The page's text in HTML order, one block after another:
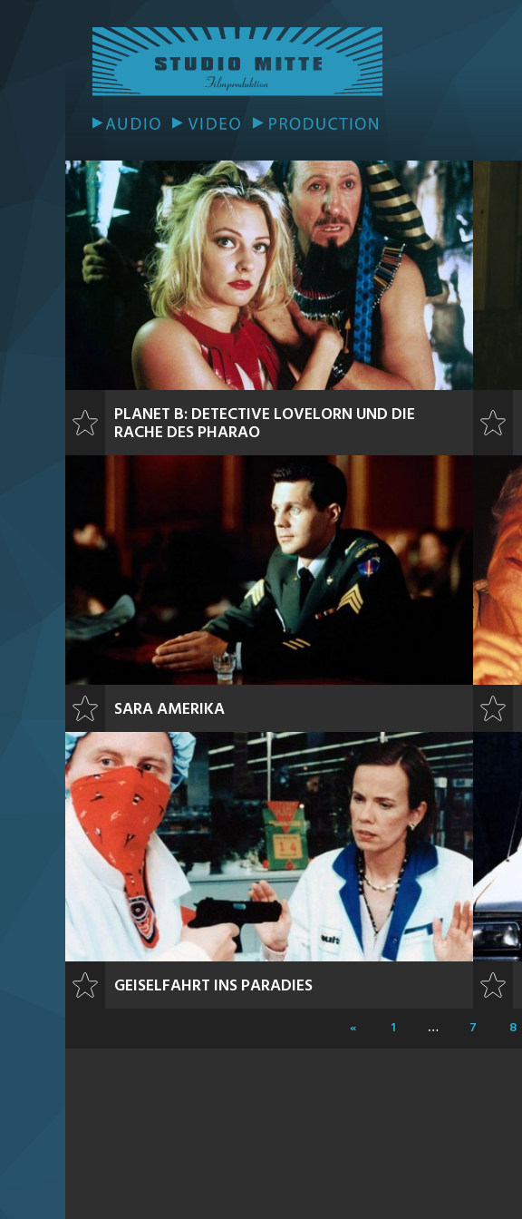
PLANET B: DETECTIVE LOVELORN UND DIE
RACHE DES PHARAO
SARA AMERIKA
GEISELFAHRT INS PARADIES
« 1 … 7 8